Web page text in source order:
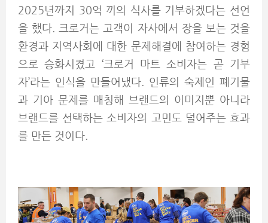
2025년까지 30억 끼의 식사를 기부하겠다는 선언
을 했다. 크로거는 고객이 자사에서 장을 보는 것을
환경과 지역사회에 대한 문제해결에 참여하는 경험
으로 승화시켰고 ‘크로거 마트 소비자는 곧 기부
자’라는 인식을 만들어냈다. 인류의 숙제인 폐기물
과 기아 문제를 매칭해 브랜드의 이미지뿐 아니라
브랜드를 선택하는 소비자의 고민도 덜어주는 효과
를 만든 것이다.